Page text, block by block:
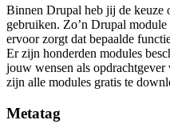
Binnen Drupal heb jij de keuze
gebruiken. Zo’n Drupal
ervoor zorgt dat bepaalde
Er zijn honderden modules
jouw wensen als
zijn alle modules gratis te
Metatag